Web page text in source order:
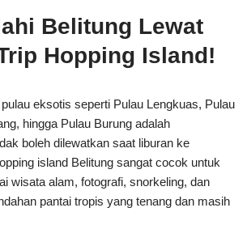
Belitung Lewat
Hopping Island!
eksotis seperti Pulau Lengkuas, Pulau
hingga Pulau Burung adalah
boleh dilewatkan saat liburan ke
island Belitung sangat cocok untuk
wisata alam, fotografi, snorkeling, dan
pantai tropis yang tenang dan masih